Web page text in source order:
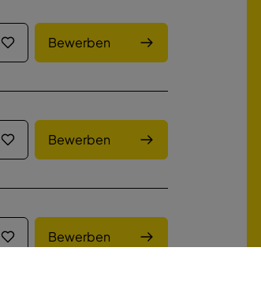
Bewerben
Bewerben
Bewerben